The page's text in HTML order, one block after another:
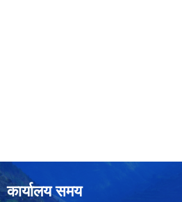
कार्यालय समय